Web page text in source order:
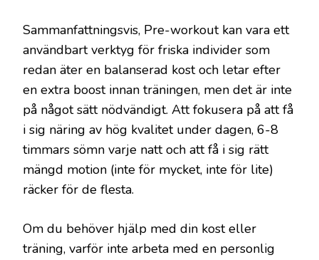
Sammanfattningsvis, Pre-workout kan vara ett
användbart verktyg för friska individer som
redan äter en balanserad kost och letar efter
en extra boost innan träningen, men det är inte
på något sätt nödvändigt. Att fokusera på att få
i sig näring av hög kvalitet under dagen, 6-8
timmars sömn varje natt och att få i sig rätt
mängd motion (inte för mycket, inte för lite)
räcker för de flesta.
Om du behöver hjälp med din kost eller
träning, varför inte arbeta med en personlig